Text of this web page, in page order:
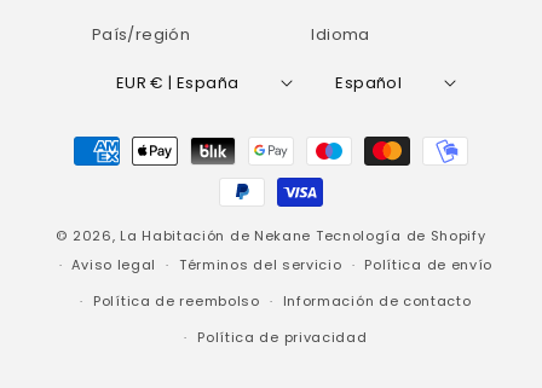
País/región
EUR € | España
Idioma
Español
Formas
© 2026, La Habitación de Nekane Tecnología de Shopify
Aviso legal
Términos del servicio
Política de envío
Política de reembolso
Información de contacto
Política de privacidad